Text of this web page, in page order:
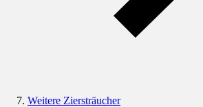
Weitere Ziersträucher